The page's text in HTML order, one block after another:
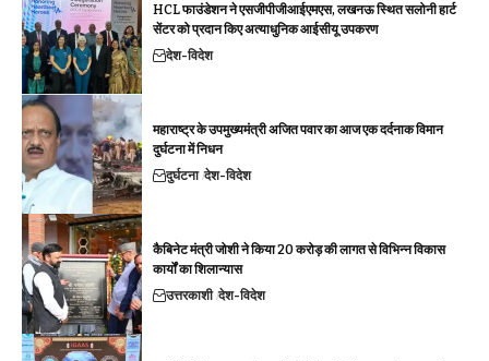
HCL फाउंडेशन ने एसजीपीजीआईएमएस, लखनऊ स्थित सलोनी हार्ट
सेंटर को प्रदान किए अत्याधुनिक आईसीयू उपकरण
देश-विदेश
महाराष्ट्र के उपमुख्यमंत्री अजित पवार का आज एक दर्दनाक विमान
दुर्घटना में निधन
दुर्घटना देश-विदेश
कैबिनेट मंत्री जोशी ने किया 20 करोड़ की लागत से विभिन्न विकास
कार्यों का शिलान्यास
उत्तरकाशी देश-विदेश